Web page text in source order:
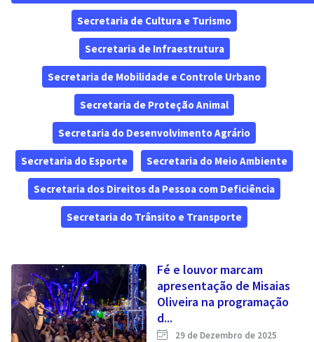
Secretaria de Cultura e Turismo
Secretaria de Infraestrutura
Secretaria de Mobilidade e Controle Urbano
Secretaria de Proteção Animal
Secretaria do Desenvolvimento Agrário
Secretaria do Esporte Secretaria do Meio Ambiente
Secretaria dos Direitos da Pessoa com Deficiência
Secretaria do Trânsito e Transporte
Fé e louvor marcam
apresentação de Misaias
Oliveira na programação
d...
29 de Dezembro de 2025